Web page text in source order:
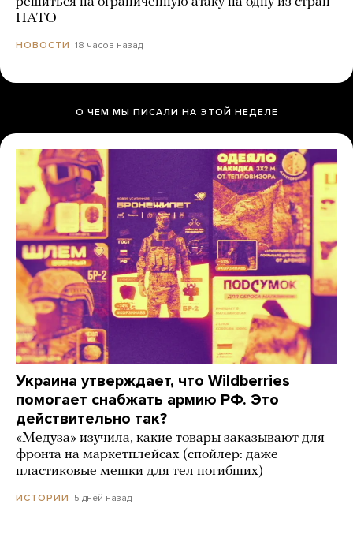
НАТО
НОВОСТИ 18 часов назад
О ЧЕМ МЫ ПИСАЛИ НА ЭТОЙ НЕДЕЛЕ
Украина утверждает, что Wildberries
помогает снабжать армию РФ. Это
действительно так?
«Медуза» изучила, какие товары заказывают для
фронта на маркетплейсах (спойлер: даже
пластиковые мешки для тел погибших)
ИСТОРИИ 5 дней назад